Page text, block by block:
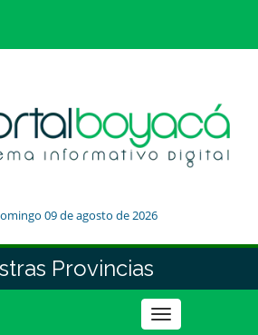
09 de agosto de 2026
Provincias
Toggle